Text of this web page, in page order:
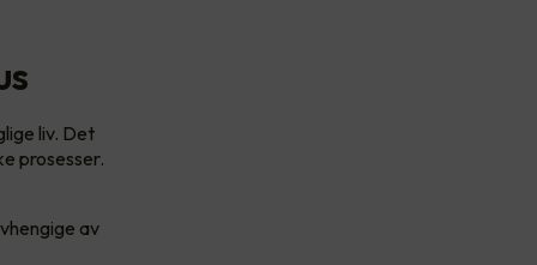
liv. Det
prosesser.
av